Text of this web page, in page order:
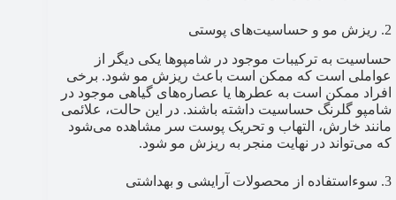
2. ریزش مو و حساسیت‌های پوستی
حساسیت به ترکیبات موجود در شامپوها یکی دیگر از
عواملی است که ممکن است باعث ریزش مو شود. برخی
افراد ممکن است به عطرها یا عصاره‌های گیاهی موجود در
شامپو گلرنگ حساسیت داشته باشند. در این حالت، علائمی
مانند خارش، التهاب و تحریک پوست سر مشاهده می‌شود
که می‌تواند در نهایت منجر به ریزش مو شود.
3. سوءاستفاده از محصولات آرایشی و بهداشتی